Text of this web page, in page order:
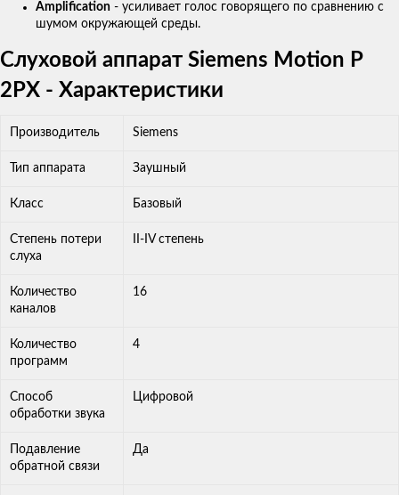
Amplification - усиливает голос говорящего по сравнению с
шумом окружающей среды.
Слуховой аппарат Siemens Motion P
2PX - Характеристики
Производитель Siemens
Тип аппарата Заушный
Класс Базовый
Степень потери
слуха
II-IV степень
Количество
каналов
16
Количество
программ
4
Способ
обработки звука
Цифровой
Подавление
обратной связи
Да